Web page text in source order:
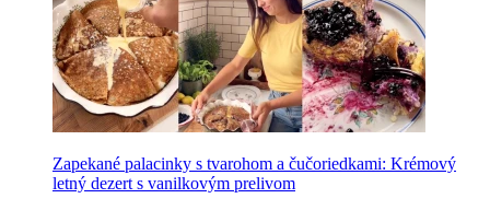
Zapekané palacinky s tvarohom a čučoriedkami: Krémový
letný dezert s vanilkovým prelivom